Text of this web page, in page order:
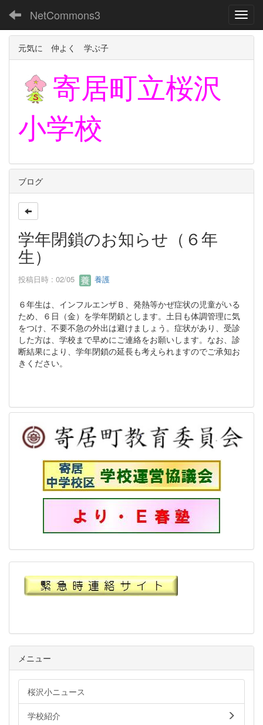
NetCommons3
元気に 仲よく 学ぶ子
寄居町立桜沢
小学校
ブログ
学年閉鎖のお知らせ（６年
生）
投稿日時 : 02/05 養護
６年生は、インフルエンザＢ、発熱等かぜ症状の児童がいる
ため、６日（金）を学年閉鎖とします。土日も体調管理に気
をつけ、不要不急の外出は避けましょう。症状があり、受診
した方は、学校まで早めにご連絡をお願いします。なお、診
断結果により、学年閉鎖の延長も考えられますのでご承知お
きください。
メニュー
桜沢小ニュース
学校紹介